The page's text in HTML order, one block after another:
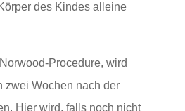
des Kindes alleine
Procedure, wird
zwei Wochen nach der
Hier wird, falls noch nicht